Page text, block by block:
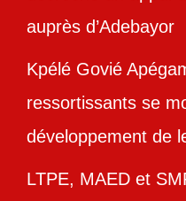
auprès d’Adebayor
Kpélé Govié
ressortissants se
développement de
LTPE, MAED et